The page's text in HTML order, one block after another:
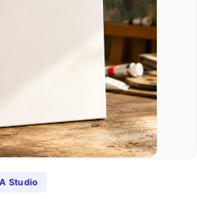
Studio